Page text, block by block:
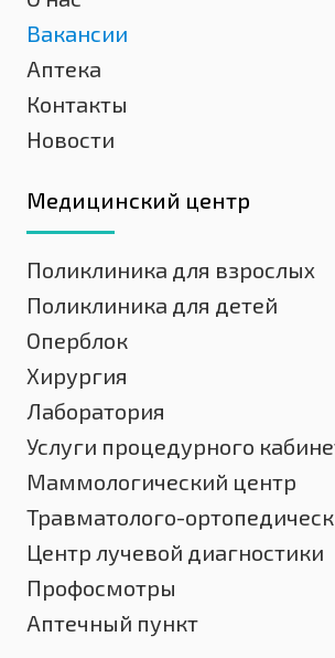
Вакансии
Аптека
Контакты
Новости
Медицинский центр
Поликлиника для взрослых
Поликлиника для детей
Оперблок
Хирургия
Лаборатория
Услуги процедурного
Маммологический центр
Травматолого-
Центр лучевой диагностики
Профосмотры
Аптечный пункт